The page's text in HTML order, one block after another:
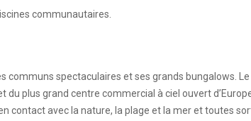
communautaires.
communs spectaculaires et ses grands bungalows. Le
plus grand centre commercial à ciel ouvert
contact avec la nature, la plage et la mer et toutes